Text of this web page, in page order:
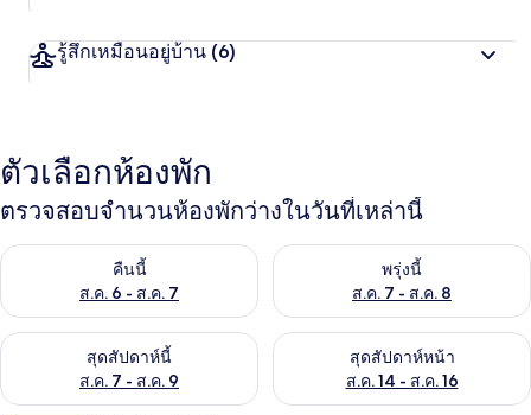
รู้สึกเหมือนอยู่บ้าน (6)
ตัวเลือกห้องพัก
ตรวจสอบจำนวนห้องพักว่างในวันที่เหล่านี้
คืนนี้
ส.ค. 6 - ส.ค. 7
ตรวจสอบจำนวนห้องพักว่างในคืนนี้ ส.ค. 6 - ส.ค. 7พรุ่งนี้
ส.ค. 7 - ส.ค. 8
ตรวจสอบจำนวนห้องพักว่างใน
สุดสัปดาห์นี้
ส.ค. 7 - ส.ค. 9
ตรวจสอบจำนวนห้องพักว่างในสุดสัปดาห์นี้ ส.ค. 7 - ส.ค. 9
สุดสัปดาห์หน้า
ส.ค. 14 - ส.ค. 16
ตรวจสอบจำนวนห้องพักว่างใน